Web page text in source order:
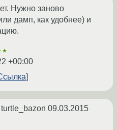
Нужно заново
дамп, как удобнее) и
+00:00
turtle_bazon 09.03.2015